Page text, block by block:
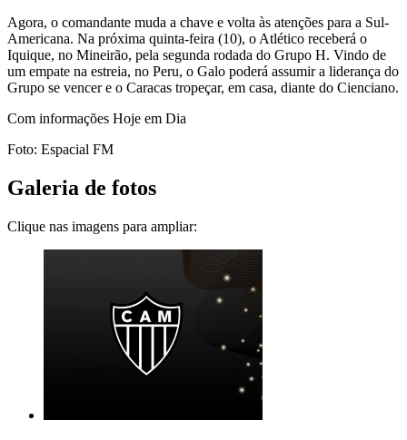
Agora, o comandante muda a chave e volta às atenções para a Sul-
Americana. Na próxima quinta-feira (10), o Atlético receberá o
Iquique, no Mineirão, pela segunda rodada do Grupo H. Vindo de
um empate na estreia, no Peru, o Galo poderá assumir a liderança do
Grupo se vencer e o Caracas tropeçar, em casa, diante do Cienciano.
Com informações Hoje em Dia
Foto: Espacial FM
Galeria de fotos
Clique nas imagens para ampliar: